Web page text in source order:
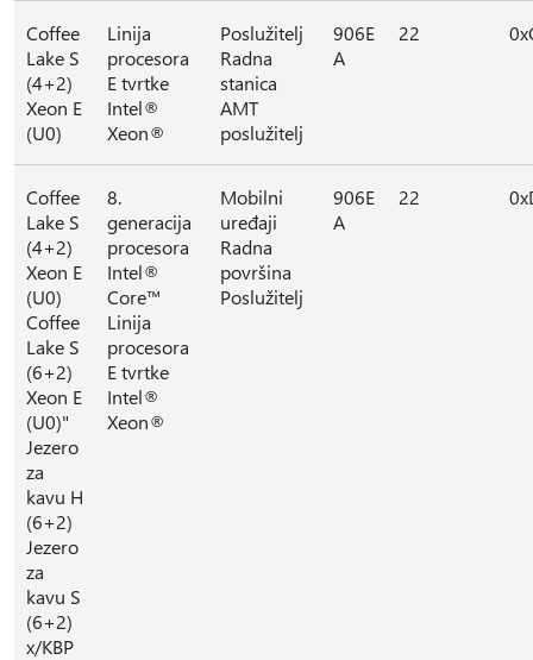
Coffee
Lake S
(4+2)
Xeon E
(U0)
Linija
procesora
E tvrtke
Intel®
Xeon®
Poslužitelj
Radna
stanica
AMT
poslužitelj
906E
A
22
Coffee
Lake S
(4+2)
Xeon E
(U0)
Coffee
Lake S
(6+2)
Xeon E
(U0)"
Jezero
za
kavu H
(6+2)
Jezero
za
kavu S
(6+2)
x/KBP
8.
generacija
procesora
Intel®
Core™
Linija
procesora
E tvrtke
Intel®
Xeon®
Mobilni
uređaji
Radna
površina
Poslužitelj
906E
A
22